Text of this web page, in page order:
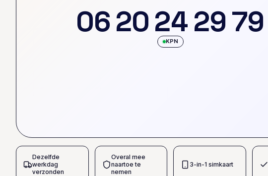
0620242979
KPN
Dezelfde
werkdag
verzonden
Overal mee
naartoe te
nemen
3-in-1 simkaart